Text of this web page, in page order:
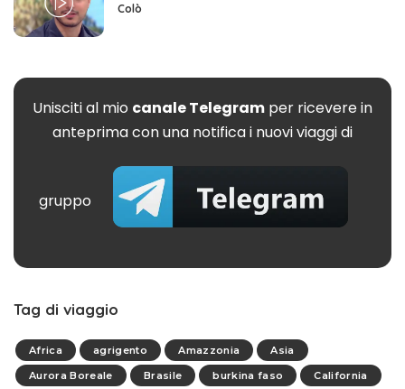
Colò
Unisciti al mio canale Telegram per ricevere in
anteprima con una notifica i nuovi viaggi di
gruppo
Tag di viaggio
Africa agrigento Amazzonia
Asia
Aurora Boreale
Brasile burkina faso
California